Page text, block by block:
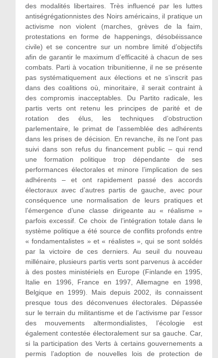
des modalités libertaires. Très influencé par les luttes
antiségrégationnistes des Noirs américains, il pratique un
activisme non violent (marches, grèves de la faim,
protestations en forme de happenings, désobéissance
civile) et se concentre sur un nombre limité d’objectifs
afin de garantir le maximum d’efficacité à chacun de ses
combats. Parti à vocation tribunitienne, il ne se présente
pas systématiquement aux élections et ne s’inscrit pas
dans des coalitions où, minoritaire, il serait contraint à
des compromis inacceptables. Du Partito radicale, les
partis verts ont retenu les principes de parité et de
rotation des élus, les techniques d’obstruction
parlementaire, le primat de l’assemblée des adhérents
dans les prises de décision. En revanche, ils ne l’ont pas
suivi dans son refus du financement public – qui rend
une formation politique trop dépendante de ses
performances électorales et minore l’implication de ses
adhérents – et ont rapidement passé des accords
électoraux avec d’autres partis de gauche, avec pour
conséquence une normalisation de leurs pratiques et
l’émergence d’une classe dirigeante au « réalisme »
parfois excessif. Ce choix de l’intégration totale dans le
système politique a été source de conflits profonds entre
« fondamentalistes » et « réalistes », qui se sont soldés
par la victoire de ces derniers. Au seuil du nouveau
millénaire, plusieurs partis verts sont parvenus à accéder
à des postes ministériels en Europe (Finlande en 1995,
Italie en 1996, France en 1997, Allemagne en 1998,
Belgique en 1999). Mais depuis 2002, ils connaissent
presque tous des déconvenues électorales. Dépassée
sur le terrain du militantisme et de l’activisme par l’essor
des mouvements altermondialistes, l’écologie est
également contestée électoralement sur sa gauche. Car,
si la participation des Verts à certains gouvernements a
permis l’adoption de nouvelles lois de protection de